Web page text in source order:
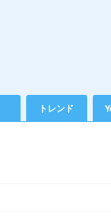
トレンド